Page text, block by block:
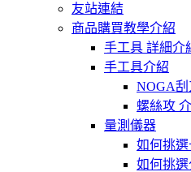
友站連結
商品購買教學介紹
手工具 詳細介
手工具介紹
NOGA
螺絲攻
量測儀器
如何挑選
如何挑選